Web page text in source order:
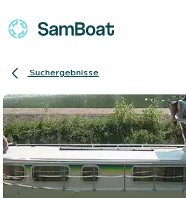
Suchergebnisse